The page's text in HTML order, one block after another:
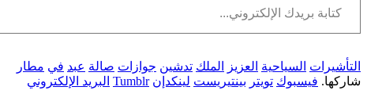
التأشيرات السياحية العزيز الملك تدشين جوازات صالة عبد في مطار
شاركها. فيسبوك تويتر بينتيريست لينكدإن Tumblr البريد الإلكتروني